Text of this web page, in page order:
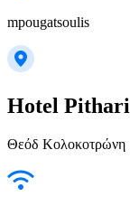
mpougatsoulis
Hotel Pithari
Θεόδ Κολοκοτρώνη